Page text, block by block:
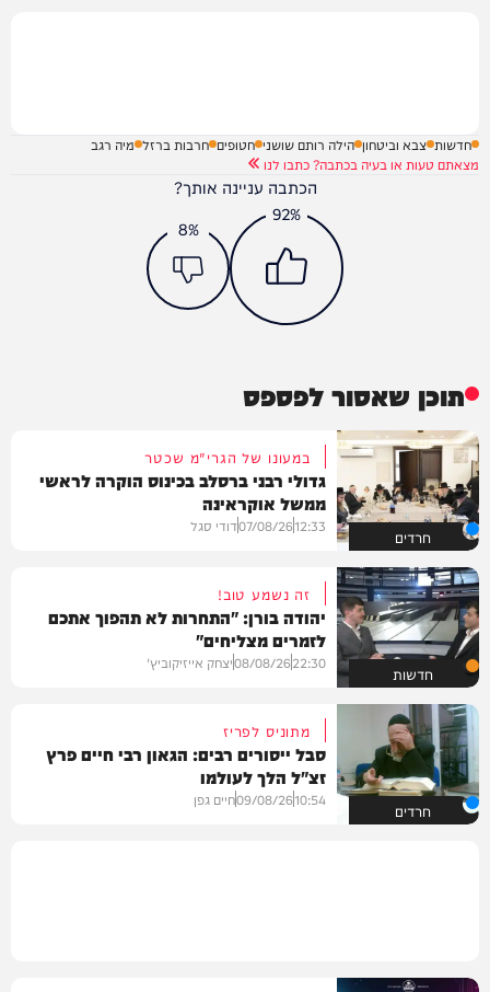
חדשות צבא וביטחון הילה רותם שושני חטופים חרבות ברזל מיה רגב
מצאתם טעות או בעיה בכתבה? כתבו לנו
הכתבה עניינה אותך?
92%
8%
תוכן שאסור לפספס
חרדים
במעונו של הגרי"מ שכטר
גדולי רבני ברסלב בכינוס הוקרה לראשי
ממשל אוקראינה
12:33
07/08/26דודי סגל
חדשות
זה נשמע טוב!
יהודה בורן: "התחרות לא תהפוך אתכם
לזמרים מצליחים"
22:30
08/08/26יצחק אייזיקוביץ'
חרדים
מתוניס לפריז
סבל ייסורים רבים: הגאון רבי חיים פרץ
זצ"ל הלך לעולמו
10:54
09/08/26חיים גפן